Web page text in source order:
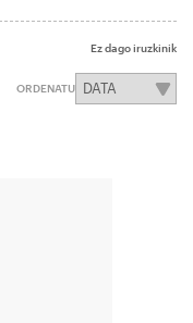
Ez dago iruzkinik
ORDENATU